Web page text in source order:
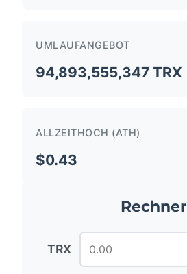
UMLAUFANGEBOT
94,893,555,347 TRX
ALLZEITHOCH (ATH)
$0.43
Rechner
TRX